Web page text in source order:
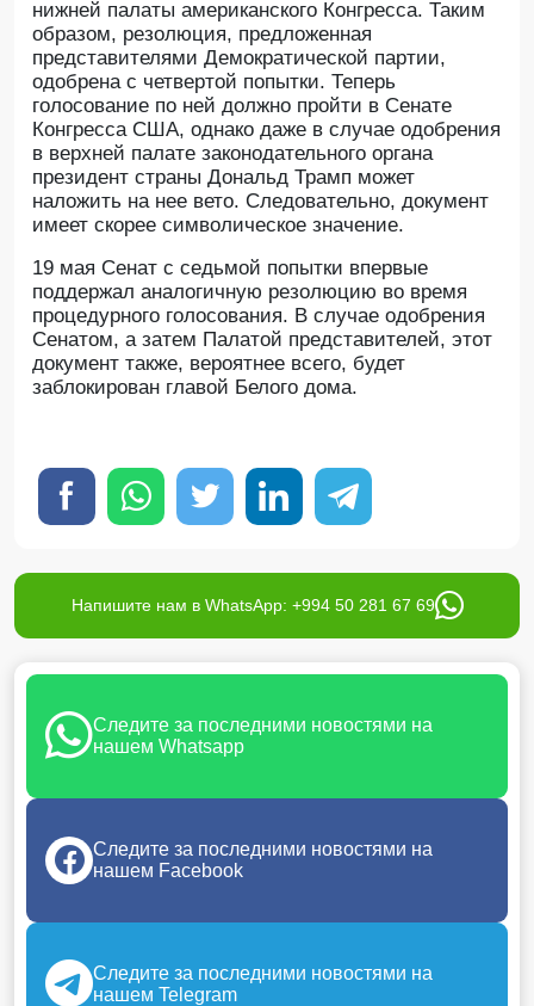
нижней палаты американского Конгресса. Таким
образом, резолюция, предложенная
представителями Демократической партии,
одобрена с четвертой попытки. Теперь
голосование по ней должно пройти в Сенате
Конгресса США, однако даже в случае одобрения
в верхней палате законодательного органа
президент страны Дональд Трамп может
наложить на нее вето. Следовательно, документ
имеет скорее символическое значение.
19 мая Сенат с седьмой попытки впервые
поддержал аналогичную резолюцию во время
процедурного голосования. В случае одобрения
Сенатом, а затем Палатой представителей, этот
документ также, вероятнее всего, будет
заблокирован главой Белого дома.
Напишите нам в WhatsApp: +994 50 281 67 69
Следите за последними новостями на
нашем Whatsapp
Следите за последними новостями на
нашем Facebook
Следите за последними новостями на
нашем Telegram